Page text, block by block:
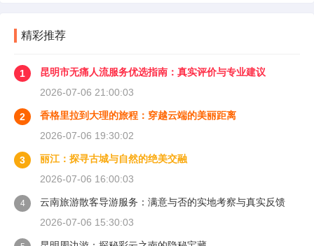
精彩推荐
1
昆明市无痛人流服务优选指南：真实评价与专业建议
2026-07-06 21:00:03
2
香格里拉到大理的旅程：穿越云端的美丽距离
2026-07-06 19:30:02
3
丽江：探寻古城与自然的绝美交融
2026-07-06 16:00:03
4
云南旅游散客导游服务：满意与否的实地考察与真实反馈
2026-07-06 15:30:03